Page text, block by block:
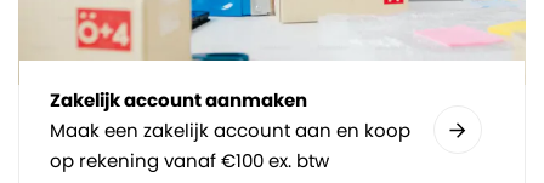
Zakelijk account aanmaken
Maak een zakelijk account aan en koop
op rekening vanaf €100 ex. btw